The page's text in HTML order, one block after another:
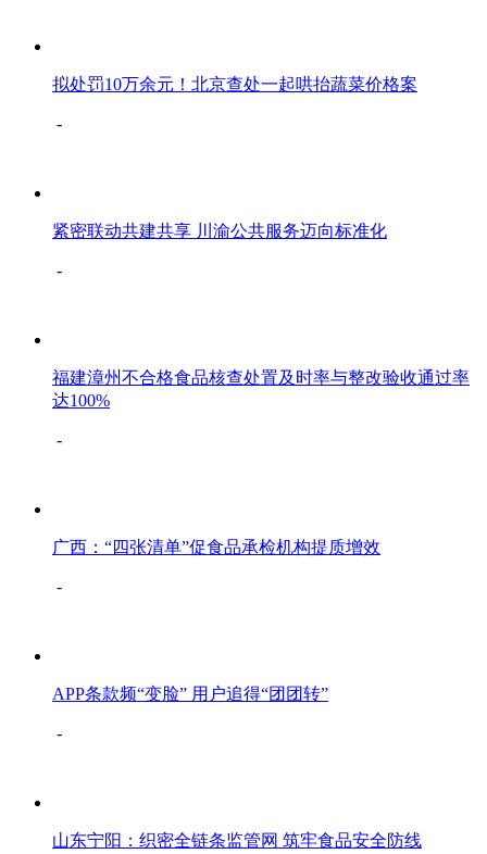
拟处罚10万余元！北京查处一起哄抬蔬菜价格案
-
紧密联动共建共享 川渝公共服务迈向标准化
-
福建漳州不合格食品核查处置及时率与整改验收通过率
达100%
-
广西：“四张清单”促食品承检机构提质增效
-
APP条款频“变脸” 用户追得“团团转”
-
山东宁阳：织密全链条监管网 筑牢食品安全防线